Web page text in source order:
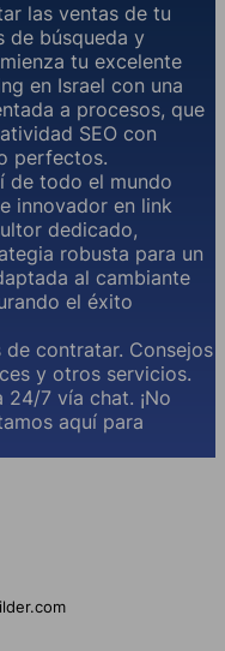
las ventas de tu
de búsqueda y
tu excelente
en Israel con una
a procesos, que
SEO con
perfectos.
de todo el mundo
innovador en link
dedicado,
robusta para un
al cambiante
el éxito
contratar. Consejos
y otros servicios.
7 vía chat. ¡No
aquí para